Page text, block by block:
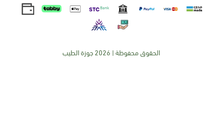
الحقوق محفوظة | 2026 جوزة الطيب